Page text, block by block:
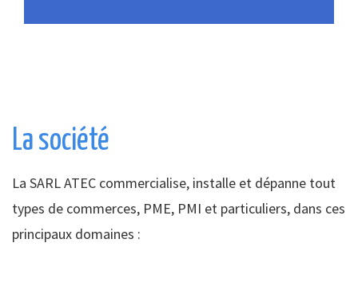
La société
La SARL ATEC commercialise, installe et dépanne tout
types de commerces, PME, PMI et particuliers, dans ces
principaux domaines :